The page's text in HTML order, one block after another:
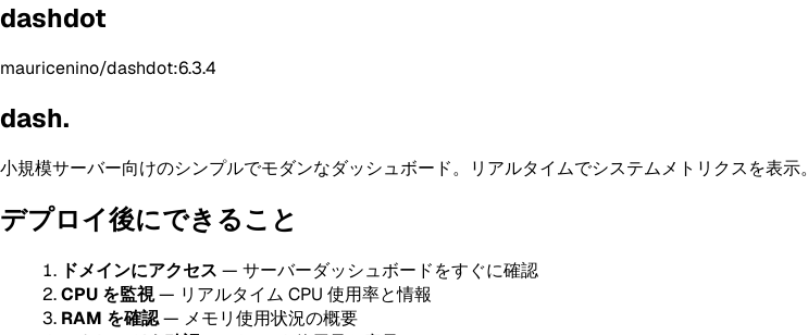
dashdot
mauricenino/dashdot:6.3.4
dash.
小規模サーバー向けのシンプルでモダンなダッシュボード。リアルタイムでシステムメトリクスを表示。
デプロイ後にできること
ドメインにアクセス — サーバーダッシュボードをすぐに確認
CPU を監視— リアルタイム CPU 使用率と情報
RAM を確認— メモリ使用状況の概要